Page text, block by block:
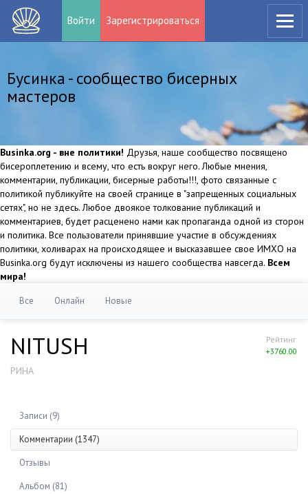
Войти Зарегистрироваться
Бусинка - сообщество бисерных
мастеров
Businka.org - вне политики! Друзья, наше сообщество посвящено
бисероплетению и всему, что есть вокруг него. Любые мнения,
комментарии, публикации, бисерные работы!!!, фото связанные с
политикой публикуйте на своей странице в "запрещенных социальных
сетях", но не здесь. Любое двоякое толкование публикаций и
комментариев, будет расценено нами как пропаганда одной из сторон
и политика. Все пользователи принявшие участие в обсуждениях
политики, холиварах на происходящее и высказавшее свое ИМХО на
Businka.org будут исключены из нашего сообщества навсегда. Всем
мира!
Все Онлайн Новые
Рейтинг
+3760.00
NITUSH
РИНА
Записи (9)
Комментарии (1347)
Отзывы
Альбом (81)